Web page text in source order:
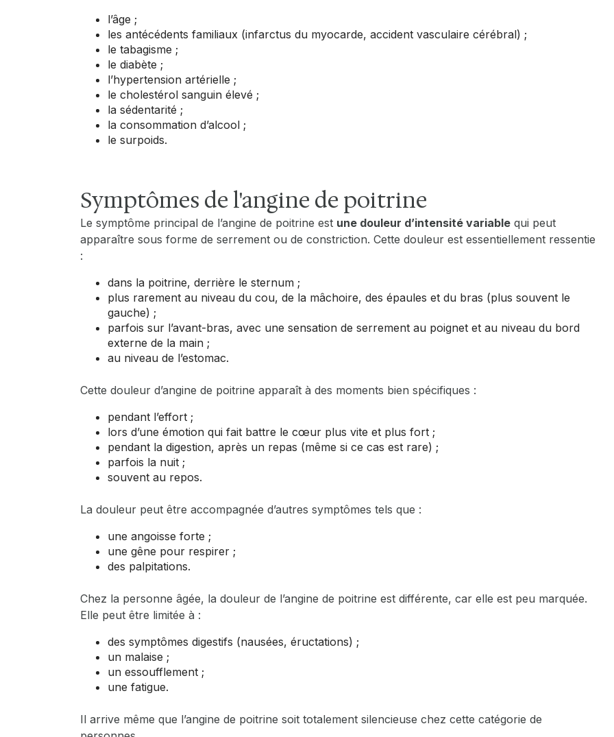
l’âge ;
les antécédents familiaux (infarctus du myocarde, accident vasculaire cérébral) ;
le tabagisme ;
le diabète ;
l’hypertension artérielle ;
le cholestérol sanguin élevé ;
la sédentarité ;
la consommation d’alcool ;
le surpoids.
Symptômes de l'angine de poitrine
Le symptôme principal de l’angine de poitrine est une douleur d’intensité variable qui peut
apparaître sous forme de serrement ou de constriction. Cette douleur est essentiellement ressentie
:
dans la poitrine, derrière le sternum ;
plus rarement au niveau du cou, de la mâchoire, des épaules et du bras (plus souvent le
gauche) ;
parfois sur l’avant-bras, avec une sensation de serrement au poignet et au niveau du bord
externe de la main ;
au niveau de l’estomac.
Cette douleur d’angine de poitrine apparaît à des moments bien spécifiques :
pendant l’effort ;
lors d’une émotion qui fait battre le cœur plus vite et plus fort ;
pendant la digestion, après un repas (même si ce cas est rare) ;
parfois la nuit ;
souvent au repos.
La douleur peut être accompagnée d’autres symptômes tels que :
une angoisse forte ;
une gêne pour respirer ;
des palpitations.
Chez la personne âgée, la douleur de l’angine de poitrine est différente, car elle est peu marquée.
Elle peut être limitée à :
des symptômes digestifs (nausées, éructations) ;
un malaise ;
un essoufflement ;
une fatigue.
Il arrive même que l’angine de poitrine soit totalement silencieuse chez cette catégorie de